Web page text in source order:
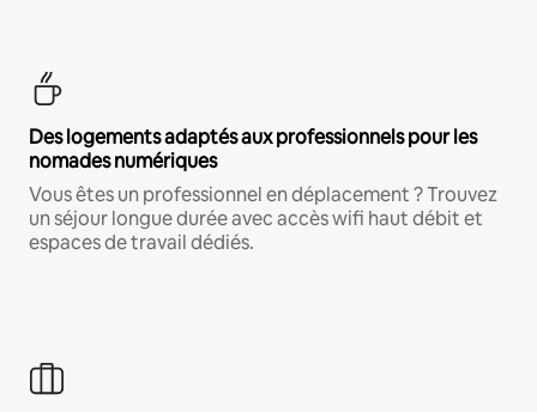
Des logements adaptés aux professionnels pour les
nomades numériques
Vous êtes un professionnel en déplacement ? Trouvez
un séjour longue durée avec accès wifi haut débit et
espaces de travail dédiés.